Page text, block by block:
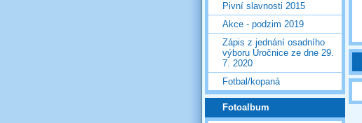
Pivní slavnosti 2015
Akce - podzim 2019
Zápis z jednání osadního
výboru Úročnice ze dne 29.
7. 2020
Fotbal/kopaná
Fotoalbum